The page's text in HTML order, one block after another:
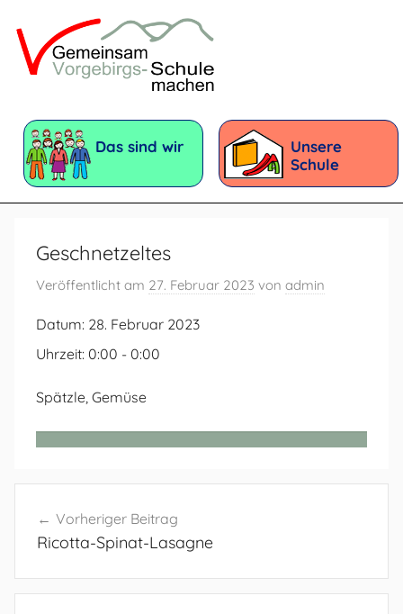
Inhalt
springen
Vorgebirgsschule
mit
dem
Förderschwerpunkt:
Das sind wir
Unsere
Schule
Geschnetzeltes
Veröffentlicht am 27. Februar 2023 von admin
Datum: 28. Februar 2023
Uhrzeit: 0:00 - 0:00
Spätzle, Gemüse
Vorheriger Beitrag
Ricotta-Spinat-Lasagne